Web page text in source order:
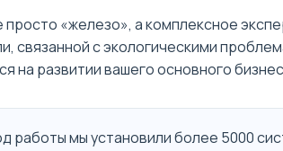
просто «железо», а комплексное
связанной с экологическими
на развитии вашего основного
работы мы установили более 5000